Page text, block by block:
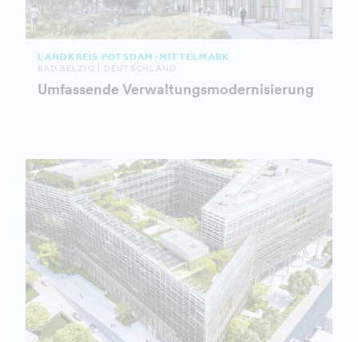
LANDKREIS POTSDAM-MITTELMARK
BAD BELZIG | DEUTSCHLAND
Umfassende Verwaltungsmodernisierung